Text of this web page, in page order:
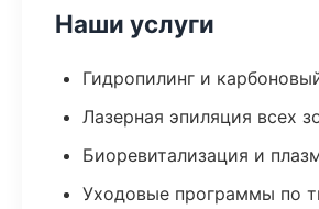
Наши услуги
Гидропилинг и
Лазерная эпиляция всех
Биоревитализация и
Уходовые программы по